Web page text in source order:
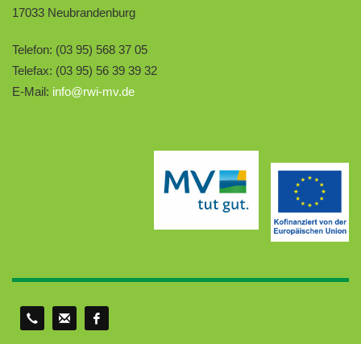
17033 Neubrandenburg
Telefon: (03 95) 568 37 05
Telefax: (03 95) 56 39 39 32
E-Mail: info@rwi-mv.de